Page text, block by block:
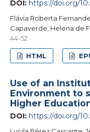
DOI: https://doi.org/
Flávia Roberta
Capaverde, Helena de
44-52
HTML
Use of an
Environment to
Higher
DOI: https://doi.org/